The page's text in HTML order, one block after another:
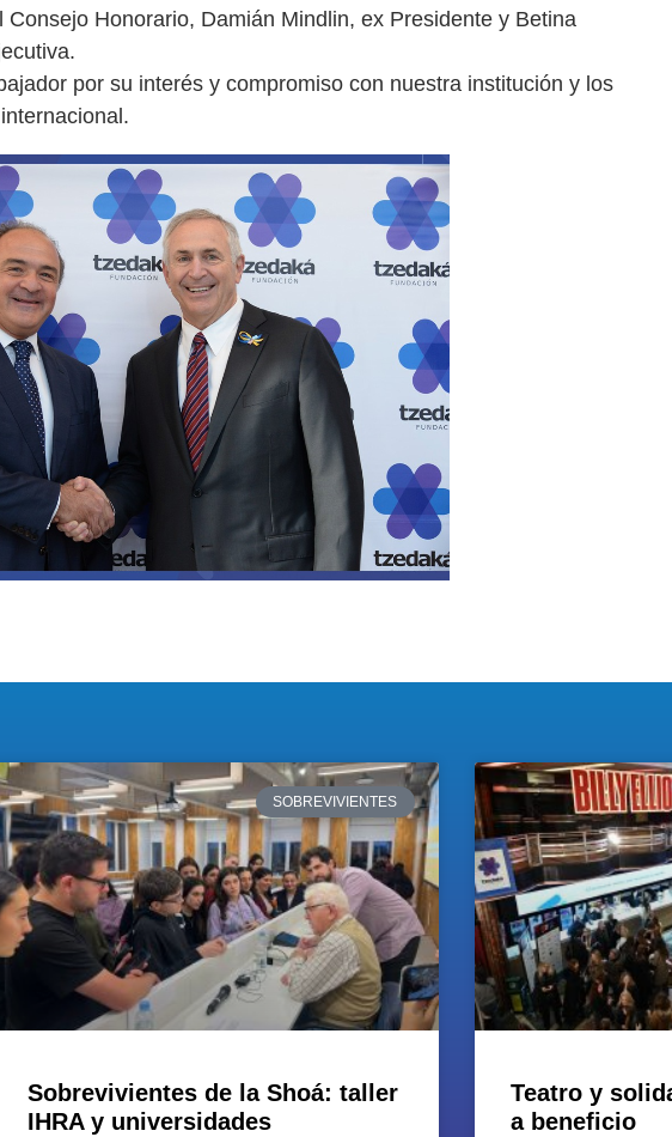
Consejo Honorario, Damián Mindlin, ex Presidente y Betina
por su interés y compromiso con nuestra institución y los
SOBREVIVIENTES
Sobrevivientes de la Shoá: taller
IHRA y universidades
Teatro y
a beneficio